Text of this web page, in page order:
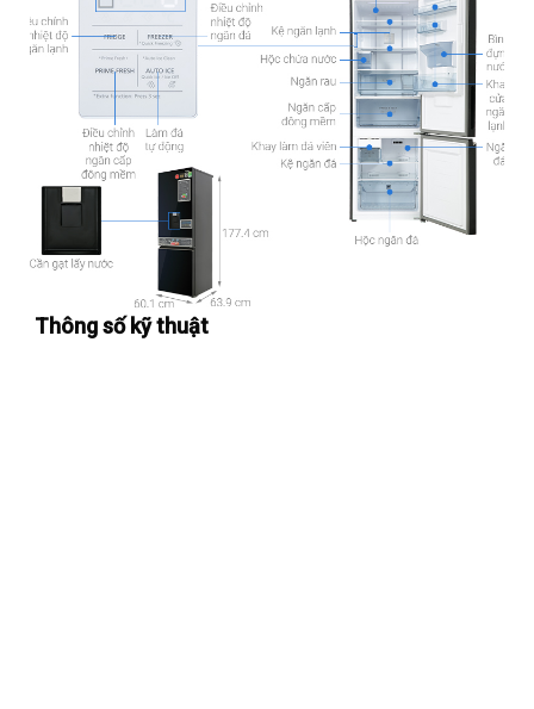
Thông số kỹ thuật